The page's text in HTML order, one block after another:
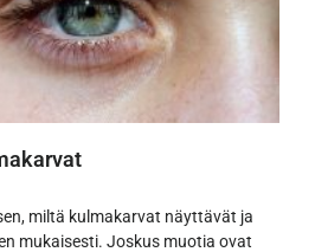
miltä kulmakarvat näyttävät ja
mukaisesti. Joskus muotia ovat